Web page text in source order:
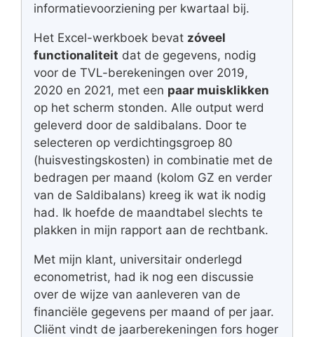
informatievoorziening per kwartaal bij.
Het Excel-werkboek bevat zóveel
functionaliteit dat de gegevens, nodig
voor de TVL-berekeningen over 2019,
2020 en 2021, met een paar muisklikken
op het scherm stonden. Alle output werd
geleverd door de saldibalans. Door te
selecteren op verdichtingsgroep 80
(huisvestingskosten) in combinatie met de
bedragen per maand (kolom GZ en verder
van de Saldibalans) kreeg ik wat ik nodig
had. Ik hoefde de maandtabel slechts te
plakken in mijn rapport aan de rechtbank.
Met mijn klant, universitair onderlegd
econometrist, had ik nog een discussie
over de wijze van aanleveren van de
financiële gegevens per maand of per jaar.
Cliënt vindt de jaarberekeningen fors hoger